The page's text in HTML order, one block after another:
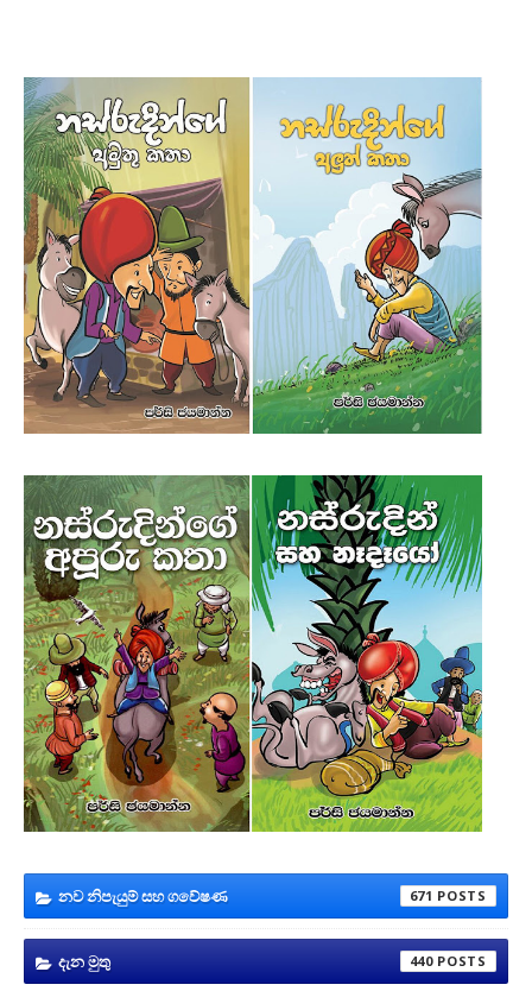
නව නිපැයුම් සහ ගවේෂණ 671
දැන මුතු 440